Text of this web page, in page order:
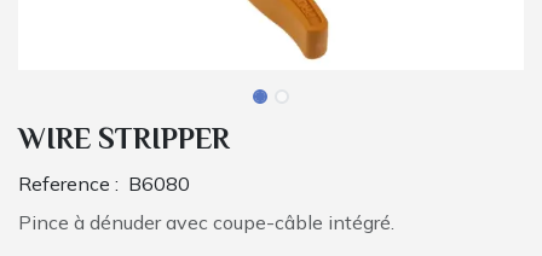
WIRE STRIPPER
Reference : B6080
Pince à dénuder avec coupe-câble intégré.